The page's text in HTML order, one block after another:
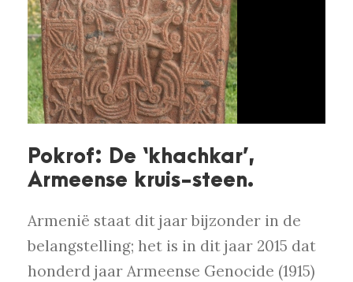
Pokrof: De ‘khachkar’,
Armeense kruis-steen.
Armenië staat dit jaar bijzonder in de
belangstelling; het is in dit jaar 2015 dat
honderd jaar Armeense Genocide (1915)